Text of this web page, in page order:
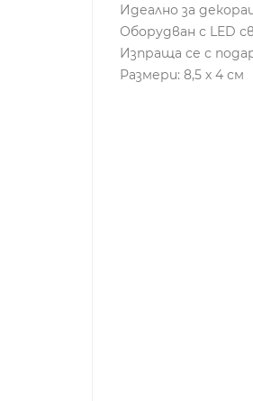
Идеално за
Оборудван с LED
Изпраща се с
Размери: 8,5 х 4 см